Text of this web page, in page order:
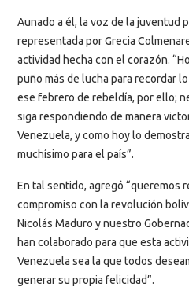
Aunado a él, la voz de la juventud
representada por Grecia
actividad hecha con el corazón.
puño más de lucha para recordar
ese febrero de rebeldía, por ello;
siga respondiendo de manera
Venezuela, y como hoy lo
muchísimo para el país”.
En tal sentido, agregó “queremos
compromiso con la revolución
Nicolás Maduro y nuestro
han colaborado para que esta
Venezuela sea la que todos
generar su propia felicidad”.